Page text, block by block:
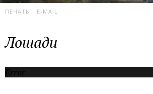
ПЕЧАТЬ
E-MAIL
Лошади
Error